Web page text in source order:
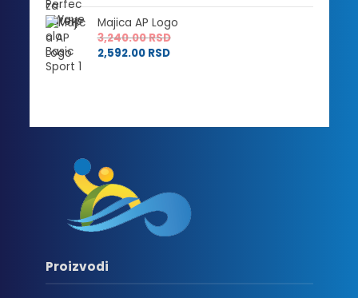
Majica AP Logo
3,240.00RSD
2,592.00 RSD
Proizvodi